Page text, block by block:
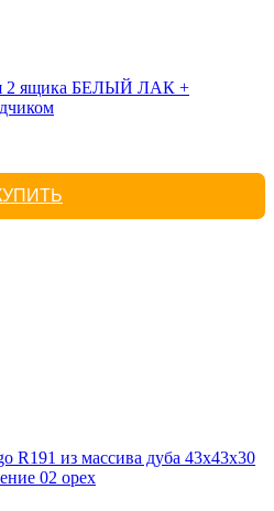
2 ящика БЕЛЫЙ ЛАК +
R191 из массива дуба 43х43х30
02 орех